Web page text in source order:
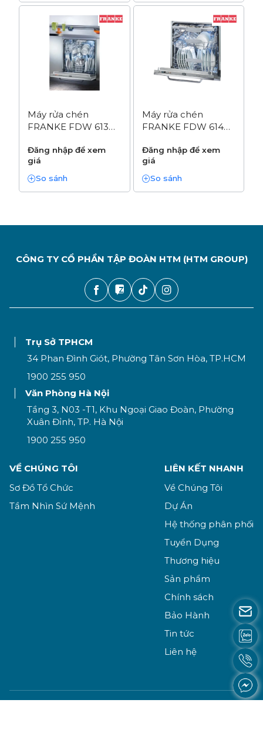
Máy rửa chén
FRANKE FDW 613
(117.0611.672)
Đăng nhập để xem
giá
So sánh
Máy rửa chén
FRANKE FDW 614
tủ | (117.0611.675)
Đăng nhập để xem
giá
So sánh
CÔNG TY CỔ PHẦN TẬP ĐOÀN HTM (HTM GROUP)
Trụ Sở TPHCM
34 Phan Đình Giót, Phường Tân Sơn Hòa, TP.HCM
1900 255 950
Văn Phòng Hà Nội
Tầng 3, N03 -T1, Khu Ngoại Giao Đoàn, Phường
Xuân Đỉnh, TP. Hà Nội
1900 255 950
VỀ CHÚNG TÔI
Sơ Đồ Tổ Chức
Tầm Nhìn Sứ Mệnh
LIÊN KẾT NHANH
Về Chúng Tôi
Dự Án
Hệ thống phân phối
Tuyển Dụng
Thương hiệu
Sản phẩm
Chính sách
Bảo Hành
Tin tức
Liên hệ